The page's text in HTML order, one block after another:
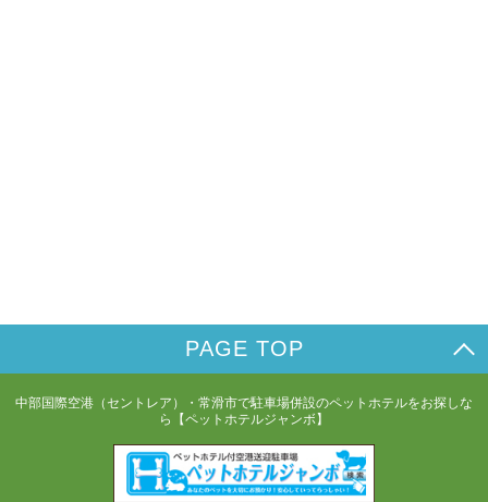
PAGE TOP
中部国際空港（セントレア）・常滑市で駐車場併設のペットホテルをお探しな
ら【ペットホテルジャンボ】